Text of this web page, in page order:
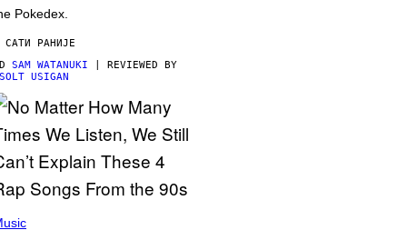
Pokedex.
САТИ РАНИЈЕ
SAM WATANUKI | REVIEWED BY
USIGAN